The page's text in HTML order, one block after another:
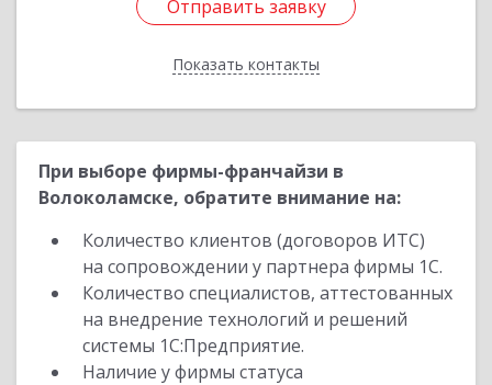
Отправить заявку
Показать контакты
Отправить заявку
Назад
При выборе фирмы-франчайзи в
Волоколамске, обратите внимание на:
Количество клиентов (договоров ИТС)
на сопровождении у партнера фирмы 1С.
Количество специалистов, аттестованных
на внедрение технологий и решений
системы 1С:Предприятие.
Наличие у фирмы статуса